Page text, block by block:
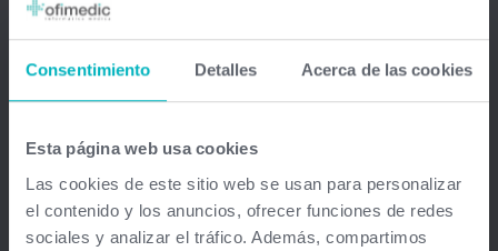
Consentimiento Detalles Acerca de las cookies
Esta página web usa cookies
Las cookies de este sitio web se usan para personalizar
el contenido y los anuncios, ofrecer funciones de redes
sociales y analizar el tráfico. Además, compartimos
Ofimedic Software Médico
Barcelona - Madrid - Sevilla - Guipuzkoa - Vizcaya - Valencia -
Baleares - Gran Canaria - México - Chile - Venezuela
info@ofimedic.com
Empresa